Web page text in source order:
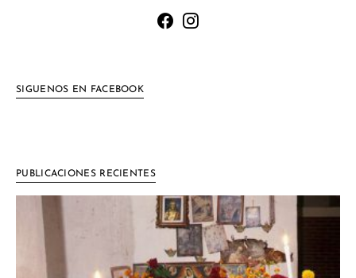
SIGUENOS EN FACEBOOK
PUBLICACIONES RECIENTES